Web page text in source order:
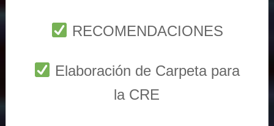
RECOMENDACIONES
Elaboración de Carpeta para
la CRE